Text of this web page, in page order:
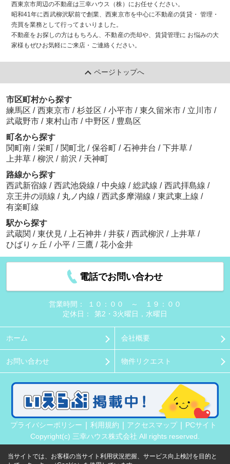
西東京市周辺の不動産は三幸ハウス（株）にお任せください。
昭和41年に西武柳沢駅前で創業、西東京市を中心に不動産の賃貸・ 管理・
売買を業務として行ってまいりました。
不動産をお探しの方はもちろん、不動産の売却や、賃貸管理に お悩みの大
家様もぜひお気軽にご来店・ご連絡ください。
ページトップへ
市区町村から探す
練馬区 / 西東京市 / 杉並区 / 小平市 / 東久留米市 / 立川市 /
武蔵野市 / 東村山市 / 中野区 / 豊島区
町名から探す
関町南 / 栄町 / 関町北 / 保谷町 / 石神井台 / 下井草 /
上井草 / 柳沢 / 前沢 / 天神町
路線から探す
西武新宿線 / 西武池袋線 / 中央線 / 総武線 / 西武拝島線 /
京王井の頭線 / 丸ノ内線 / 西武多摩湖線 / 東武東上線 /
有楽町線
駅から探す
武蔵関 / 東伏見 / 上石神井 / 井荻 / 西武柳沢 / 上井草 /
ひばりヶ丘 / 小平 / 三鷹 / 花小金井
電話でお問い合わせ
営業時間：
１０：００ ～ １９：００
定休日：
第2・3火曜日，水曜日
ホーム 会社概要
お問い合わせ 物件リクエスト
プライバシーポリシー 利用規約 アクセスマップ
PCサイト
Copyright(c) 三幸ハウス株式会社 All rights reserved.
当サイトでは、お客様の当サイト利用状況把握、サービス向上検討を目的と